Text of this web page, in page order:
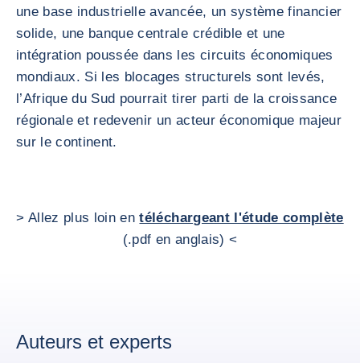
une base industrielle avancée, un système financier
solide, une banque centrale crédible et une
intégration poussée dans les circuits économiques
mondiaux. Si les blocages structurels sont levés,
l’Afrique du Sud pourrait tirer parti de la croissance
régionale et redevenir un acteur économique majeur
sur le continent.
> Allez plus loin entéléchargeant l'étude complète
(.pdf en anglais) <
Auteurs et experts